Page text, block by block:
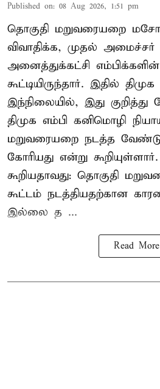
Published on: 08 Aug 2026, 1:51 pm
தொகுதி மறுவரையறை
விவாதிக்க, முதல்
அனைத்துக்கட்சி
கூட்டியிருந்தார். இதில்
இந்நிலையில், இது குறித்து
திமுக எம்பி கனிமொழி
மறுவரையறை நடத்த
கோரியது என்று
கூறியதாவது: தொகுதி
கூட்டம் நடத்தியதற்கான
இல்லை த ...
Read More